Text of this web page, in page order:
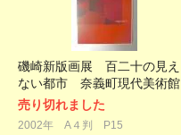
磯崎新版画展 百二十の見え
ない都市 奈義町現代美術館
売り切れました
2002年 A４判 P15